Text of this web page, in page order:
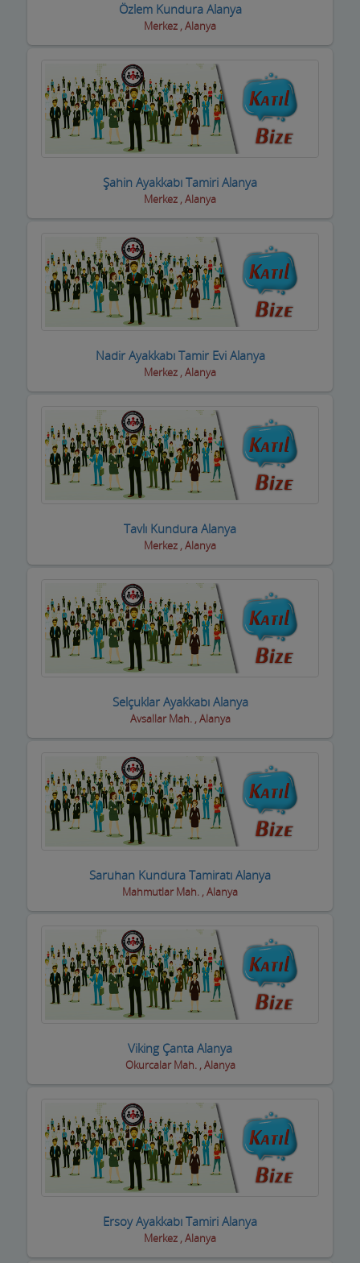
Veterinerler Hayvan Hastanesi
Yabancı Dil Kursları
Yapı Denetim
Yapı Malzemeleri
Yatçılar Gezi Tekneleri
Yemek Fabrikası
Zirai ilaç ve Aletler
Züccaciyeler
Özlem Kundura Alanya
Merkez , Alanya
Şahin Ayakkabı Tamiri Alanya
Merkez , Alanya
Nadir Ayakkabı Tamir Evi Alanya
Merkez , Alanya
Tavlı Kundura Alanya
Merkez , Alanya
Selçuklar Ayakkabı Alanya
Avsallar Mah. , Alanya
Saruhan Kundura Tamiratı Alanya
Mahmutlar Mah. , Alanya
Viking Çanta Alanya
Okurcalar Mah. , Alanya
Ersoy Ayakkabı Tamiri Alanya
Merkez , Alanya